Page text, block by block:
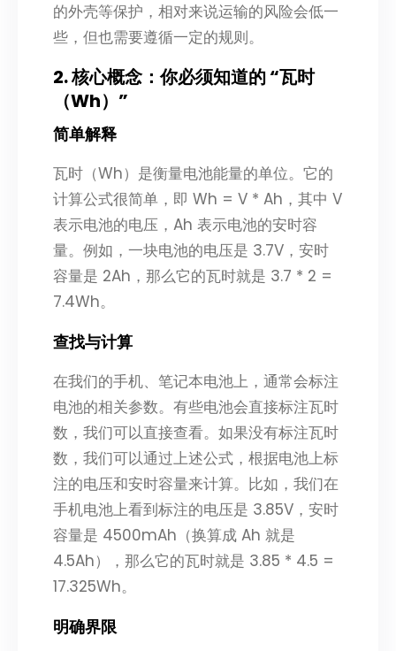
的外壳等保护，相对来说运输的风险会低一
些，但也需要遵循一定的规则。
2. 核心概念：你必须知道的 “瓦时
（Wh）”
简单解释
瓦时（Wh）是衡量电池能量的单位。它的
计算公式很简单，即 Wh = V * Ah，其中 V
表示电池的电压，Ah 表示电池的安时容
量。例如，一块电池的电压是 3.7V，安时
容量是 2Ah，那么它的瓦时就是 3.7 * 2 =
7.4Wh。
查找与计算
在我们的手机、笔记本电池上，通常会标注
电池的相关参数。有些电池会直接标注瓦时
数，我们可以直接查看。如果没有标注瓦时
数，我们可以通过上述公式，根据电池上标
注的电压和安时容量来计算。比如，我们在
手机电池上看到标注的电压是 3.85V，安时
容量是 4500mAh（换算成 Ah 就是
4.5Ah），那么它的瓦时就是 3.85 * 4.5 =
17.325Wh。
明确界限